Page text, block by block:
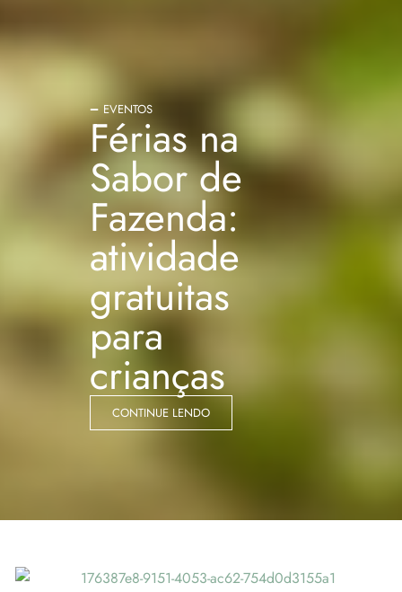
EVENTOS
Férias na
Sabor de
Fazenda:
atividade
gratuitas
para
crianças
CONTINUE LENDO